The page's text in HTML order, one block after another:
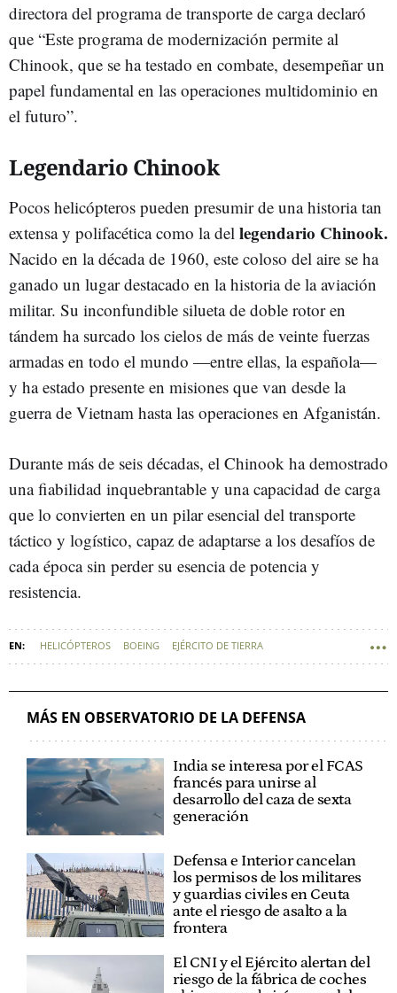
directora del programa de transporte de carga declaró
que “Este programa de modernización permite al
Chinook, que se ha testado en combate, desempeñar un
papel fundamental en las operaciones multidominio en
el futuro”.
Legendario Chinook
Pocos helicópteros pueden presumir de una historia tan
extensa y polifacética como la del legendario Chinook.
Nacido en la década de 1960, este coloso del aire se ha
ganado un lugar destacado en la historia de la aviación
militar. Su inconfundible silueta de doble rotor en
tándem ha surcado los cielos de más de veinte fuerzas
armadas en todo el mundo —entre ellas, la española—
y ha estado presente en misiones que van desde la
guerra de Vietnam hasta las operaciones en Afganistán.
Durante más de seis décadas, el Chinook ha demostrado
una fiabilidad inquebrantable y una capacidad de carga
que lo convierten en un pilar esencial del transporte
táctico y logístico, capaz de adaptarse a los desafíos de
cada época sin perder su esencia de potencia y
resistencia.
HELICÓPTEROS BOEING EJÉRCITO DE TIERRA
MÁS EN OBSERVATORIO DE LA DEFENSA
India se interesa por el FCAS
francés para unirse al
desarrollo del caza de sexta
generación
Defensa e Interior cancelan
los permisos de los militares
y guardias civiles en Ceuta
ante el riesgo de asalto a la
frontera
El CNI y el Ejército alertan del
riesgo de la fábrica de coches